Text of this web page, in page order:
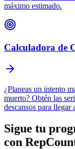
máximo estimado.
Calculadora de
¿Planeas un intento
muerto? Obtén las
descansos para
Sigue tu
con